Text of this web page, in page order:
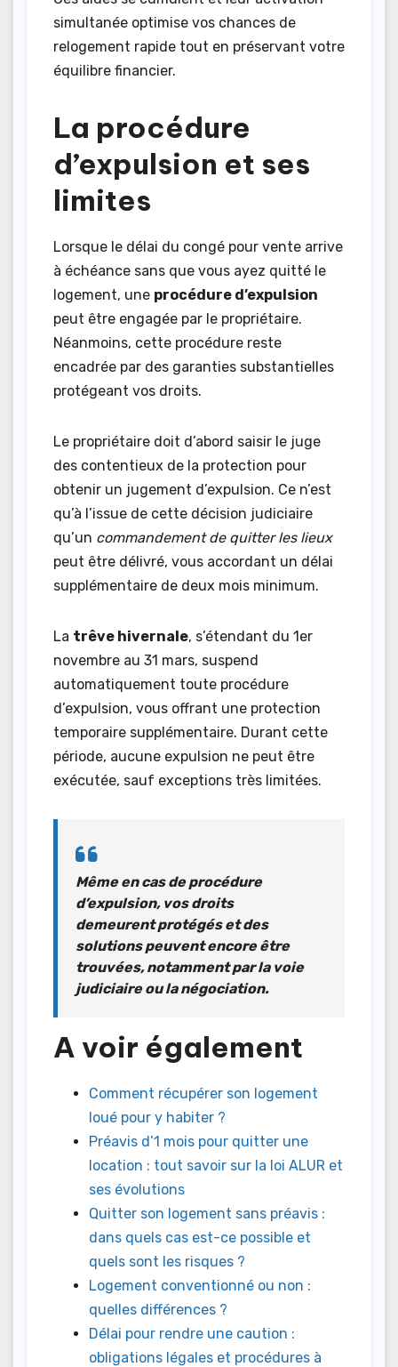
simultanée optimise vos chances de
relogement rapide tout en préservant votre
équilibre financier.
La procédure
d’expulsion et ses
limites
Lorsque le délai du congé pour vente arrive
à échéance sans que vous ayez quitté le
logement, une procédure d’expulsion
peut être engagée par le propriétaire.
Néanmoins, cette procédure reste
encadrée par des garanties substantielles
protégeant vos droits.
Le propriétaire doit d’abord saisir le juge
des contentieux de la protection pour
obtenir un jugement d’expulsion. Ce n’est
qu’à l’issue de cette décision judiciaire
qu’un commandement de quitter les lieux
peut être délivré, vous accordant un délai
supplémentaire de deux mois minimum.
La trêve hivernale, s’étendant du 1er
novembre au 31 mars, suspend
automatiquement toute procédure
d’expulsion, vous offrant une protection
temporaire supplémentaire. Durant cette
période, aucune expulsion ne peut être
exécutée, sauf exceptions très limitées.
Même en cas de procédure
d’expulsion, vos droits
demeurent protégés et des
solutions peuvent encore être
trouvées, notamment par la voie
judiciaire ou la négociation.
A voir également
Comment récupérer son logement
loué pour y habiter ?
Préavis d’1 mois pour quitter une
location : tout savoir sur la loi ALUR et
ses évolutions
Quitter son logement sans préavis :
dans quels cas est-ce possible et
quels sont les risques ?
Logement conventionné ou non :
quelles différences ?
Délai pour rendre une caution :
obligations légales et procédures à